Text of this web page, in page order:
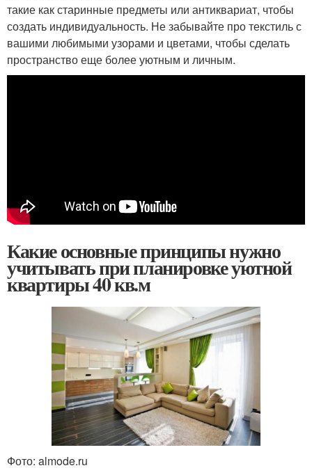
такие как старинные предметы или антиквариат, чтобы
создать индивидуальность. Не забывайте про текстиль с
вашими любимыми узорами и цветами, чтобы сделать
пространство еще более уютным и личным.
Какие основные принципы нужно
учитывать при планировке уютной
квартиры 40 кв.м
Фото: almode.ru